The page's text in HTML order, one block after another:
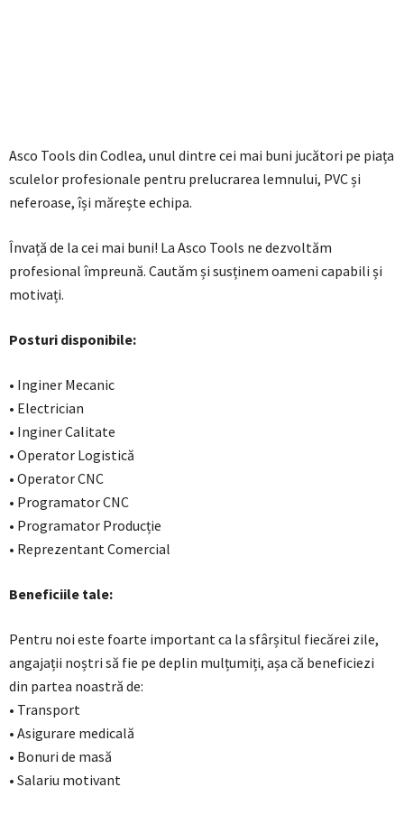
Asco Tools din Codlea, unul dintre cei mai buni jucători pe piața
sculelor profesionale pentru prelucrarea lemnului, PVC și
neferoase, își mărește echipa.
Învață de la cei mai buni! La Asco Tools ne dezvoltăm
profesional împreună. Cautăm și susținem oameni capabili și
motivați.
Posturi disponibile:
• Inginer Mecanic
• Electrician
• Inginer Calitate
• Operator Logistică
• Operator CNC
• Programator CNC
• Programator Producție
• Reprezentant Comercial
Beneficiile tale:
Pentru noi este foarte important ca la sfârșitul fiecărei zile,
angajații noștri să fie pe deplin mulțumiți, așa că beneficiezi
din partea noastră de:
• Transport
• Asigurare medicală
• Bonuri de masă
• Salariu motivant